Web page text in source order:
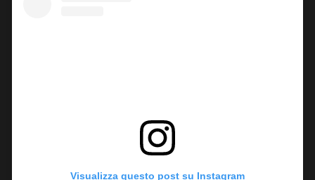
Visualizza questo post su Instagram